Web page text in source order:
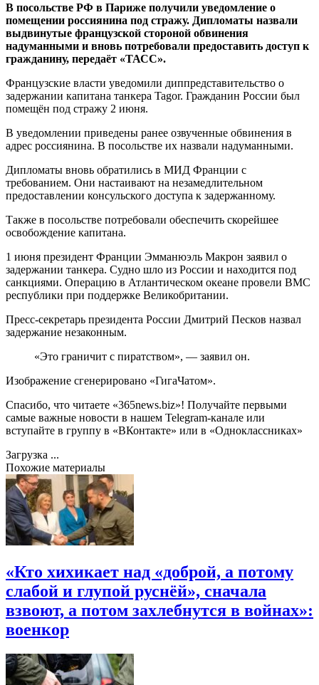
В посольстве РФ в Париже получили уведомление о
помещении россиянина под стражу. Дипломаты назвали
выдвинутые французской стороной обвинения
надуманными и вновь потребовали предоставить доступ к
гражданину, передаёт «ТАСС».
Французские власти уведомили диппредставительство о
задержании капитана танкера Tagor. Гражданин России был
помещён под стражу 2 июня.
В уведомлении приведены ранее озвученные обвинения в
адрес россиянина. В посольстве их назвали надуманными.
Дипломаты вновь обратились в МИД Франции с
требованием. Они настаивают на незамедлительном
предоставлении консульского доступа к задержанному.
Также в посольстве потребовали обеспечить скорейшее
освобождение капитана.
1 июня президент Франции Эмманюэль Макрон заявил о
задержании танкера. Судно шло из России и находится под
санкциями. Операцию в Атлантическом океане провели ВМС
республики при поддержке Великобритании.
Пресс-секретарь президента России Дмитрий Песков назвал
задержание незаконным.
«Это граничит с пиратством», — заявил он.
Изображение сгенерировано «ГигаЧатом».
Спасибо, что читаете «365news.biz»! Получайте первыми
самые важные новости в нашем Telegram-канале или
вступайте в группу в «ВКонтакте» или в «Одноклассниках»
Загрузка ...
Похожие материалы
«Кто хихикает над «доброй, а потому
слабой и глупой руснёй», сначала
взвоют, а потом захлебнутся в войнах»:
военкор